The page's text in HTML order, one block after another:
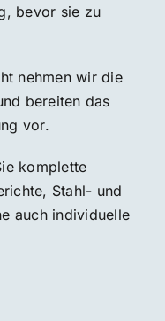
bevor sie zu
nehmen wir die
bereiten das
vor.
komplette
Stahl- und
auch individuelle